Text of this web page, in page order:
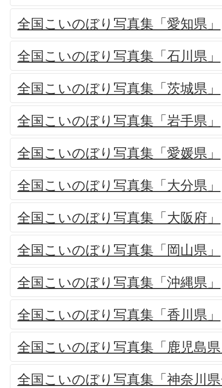
全国こいのぼり写真集「愛知県」
全国こいのぼり写真集「石川県」
全国こいのぼり写真集「茨城県」
全国こいのぼり写真集「岩手県」
全国こいのぼり写真集「愛媛県」
全国こいのぼり写真集「大分県」
全国こいのぼり写真集「大阪府」
全国こいのぼり写真集「岡山県」
全国こいのぼり写真集「沖縄県」
全国こいのぼり写真集「香川県」
全国こいのぼり写真集「鹿児島
全国こいのぼり写真集「神奈川